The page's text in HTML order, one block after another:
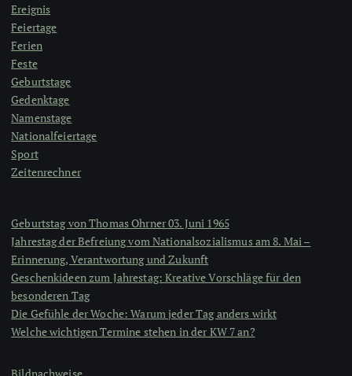
Ereignis
Feiertage
Ferien
Feste
Geburtstage
Gedenktage
Namenstage
Nationalfeiertage
Sport
Zeitenrechner
Geburtstag von Thomas Ohrner 03. Juni 1965
Jahrestag der Befreiung vom Nationalsozialismus am 8. Mai –
Erinnerung, Verantwortung und Zukunft
Geschenkideen zum Jahrestag: Kreative Vorschläge für den
besonderen Tag
Die Gefühle der Woche: Warum jeder Tag anders wirkt
Welche wichtigen Termine stehen in der KW 7 an?